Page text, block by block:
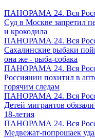
ПАНОРАМА 24. Вся
Суд в Москве запретил
и крокодила
ПАНОРАМА 24. Вся
Сахалинские рыбаки
она же - рыба-собака
ПАНОРАМА 24. Вся
Россиянин похитил в
горячим следам
ПАНОРАМА 24. Вся
Детей мигрантов
18-летия
ПАНОРАМА 24. Вся
Медвежат-попрошаек